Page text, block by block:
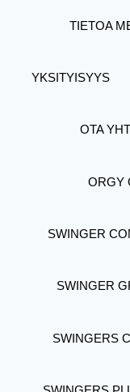
TIETOA
YKSITYISYYS
OTA
ORGY
SWINGER
SWINGER
SWINGERS